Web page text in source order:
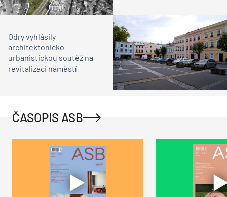
Odry vyhlásily
architektonicko-
urbanistickou soutěž na
revitalizaci náměstí
ČASOPIS ASB